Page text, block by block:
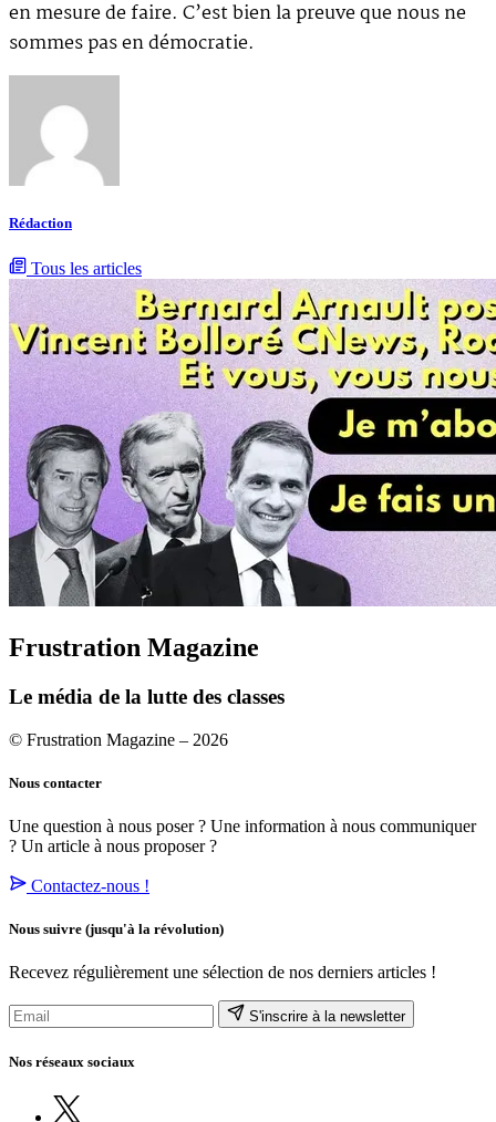
en mesure de faire. C’est bien la preuve que nous ne
sommes pas en démocratie.
Rédaction
Tous les articles
Frustration Magazine
Le média de la lutte des classes
© Frustration Magazine – 2026
Nous contacter
Une question à nous poser ? Une information à nous communiquer
? Un article à nous proposer ?
Contactez-nous !
Nous suivre (jusqu'à la révolution)
Recevez régulièrement une sélection de nos derniers articles !
S'inscrire à la newsletter
Nos réseaux sociaux